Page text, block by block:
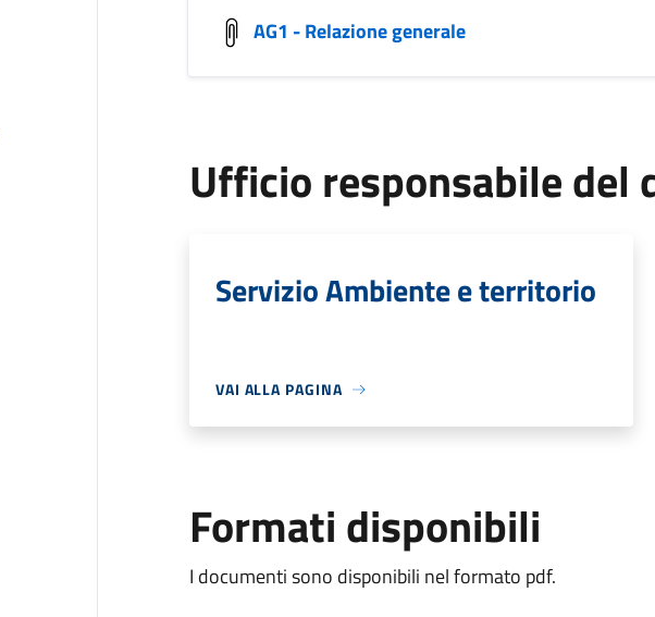
AG1 - Relazione generale
Ufficio responsabile del
Servizio Ambiente e territorio
VAI ALLA PAGINA
Formati disponibili
I documenti sono disponibili nel formato pdf.